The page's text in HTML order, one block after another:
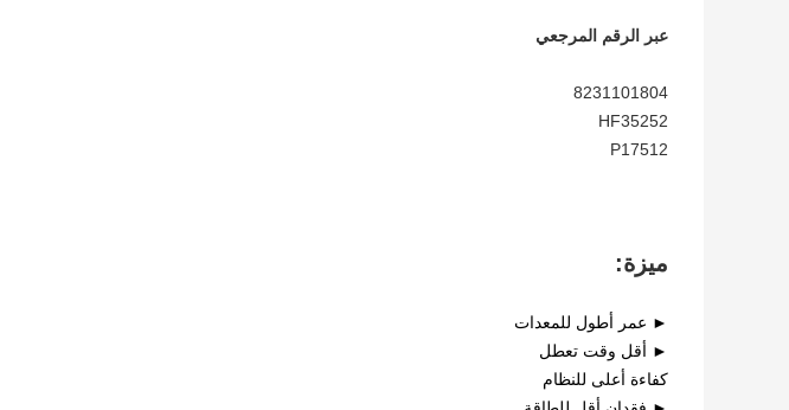
عبر الرقم المرجعي
8231101804
HF35252
P17512
ميزة:
► عمر أطول للمعدات
► أقل وقت تعطل
كفاءة أعلى للنظام